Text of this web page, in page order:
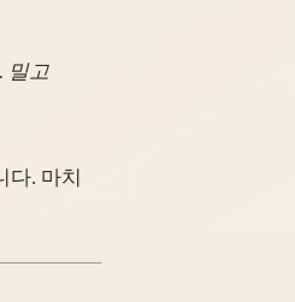
밀고
다. 마치